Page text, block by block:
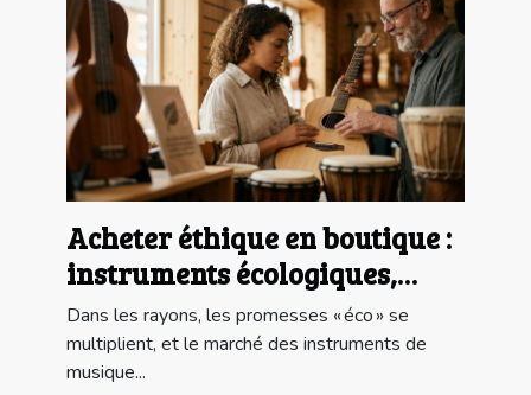
Acheter éthique en boutique :
instruments écologiques,
mythe ou réalité ?
Dans les rayons, les promesses « éco » se
multiplient, et le marché des instruments de
musique...